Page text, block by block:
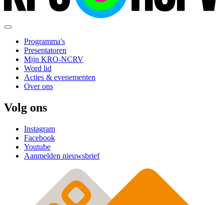
Programma's
Presentatoren
Mijn KRO-NCRV
Word lid
Acties & evenementen
Over ons
Volg ons
Instagram
Facebook
Youtube
Aanmelden nieuwsbrief